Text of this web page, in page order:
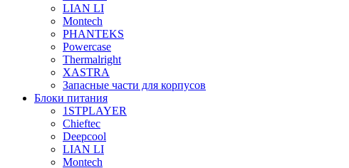
LIAN LI
Montech
PHANTEKS
Powercase
Thermalright
XASTRA
Запасные части для корпусов
Блоки питания
1STPLAYER
Chieftec
Deepcool
LIAN LI
Montech